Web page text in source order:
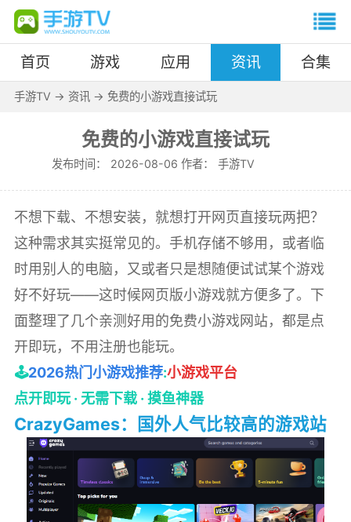
首页 游戏 应用 资讯 合集
手游TV -> 资讯-> 免费的小游戏直接试玩
免费的小游戏直接试玩
发布时间： 2026-08-06 作者： 手游TV
不想下载、不想安装，就想打开网页直接玩两把？
这种需求其实挺常见的。手机存储不够用，或者临
时用别人的电脑，又或者只是想随便试试某个游戏
好不好玩——这时候网页版小游戏就方便多了。下
面整理了几个亲测好用的免费小游戏网站，都是点
开即玩，不用注册也能玩。
🕹️2026热门小游戏推荐:小游戏平台
点开即玩 · 无需下载 · 摸鱼神器
CrazyGames：国外人气比较高的游戏站